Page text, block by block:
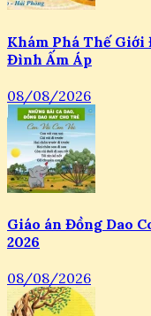
Khám Phá Thế Giới
Đình Ấm Áp
08/08/2026
Giáo án Đồng Dao
2026
08/08/2026